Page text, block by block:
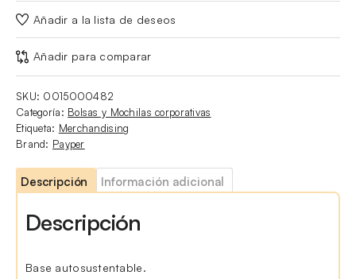
Añadir a la lista de deseos
Añadir para comparar
SKU: 0015000482
Categoría: Bolsas y Mochilas corporativas
Etiqueta: Merchandising
Brand: Payper
Descripción Información adicional
Descripción
Base autosustentable.